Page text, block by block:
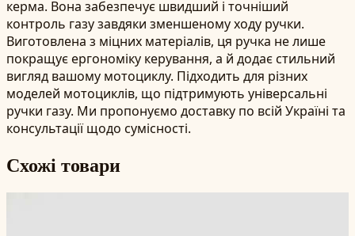
керма. Вона забезпечує швидший і точніший
контроль газу завдяки зменшеному ходу ручки.
Виготовлена з міцних матеріалів, ця ручка не лише
покращує ергономіку керування, а й додає стильний
вигляд вашому мотоциклу. Підходить для різних
моделей мотоциклів, що підтримують універсальні
ручки газу. Ми пропонуємо доставку по всій Україні та
консультації щодо сумісності.
Схожі товари